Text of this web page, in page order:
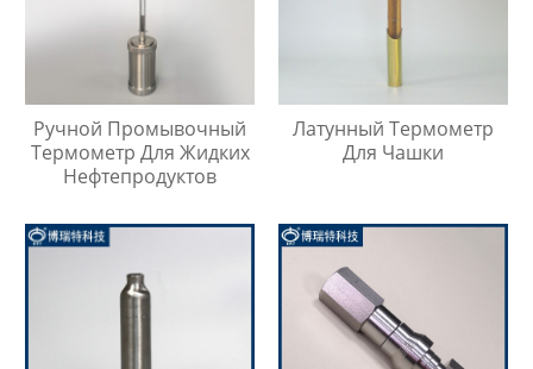
Ручной Промывочный
Термометр Для Жидких
Нефтепродуктов
Латунный Термометр
Для Чашки